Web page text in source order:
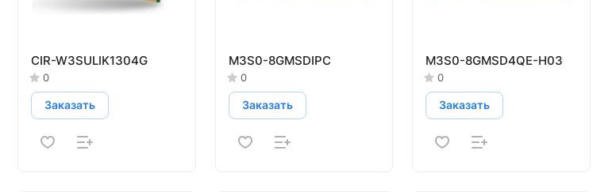
CIR-W3SULIK1304G
0
Заказать
M3S0-8GMSDIPC
0
Заказать
M3S0-8GMSD4QE-H03
0
Заказать